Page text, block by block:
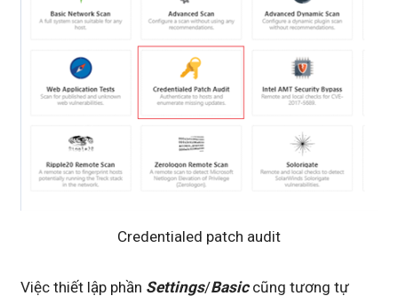
Credentialed patch audit
Việc thiết lập phần Settings/Basiccũng tương tự